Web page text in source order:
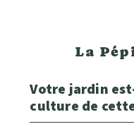
La
Votre jardin
culture de